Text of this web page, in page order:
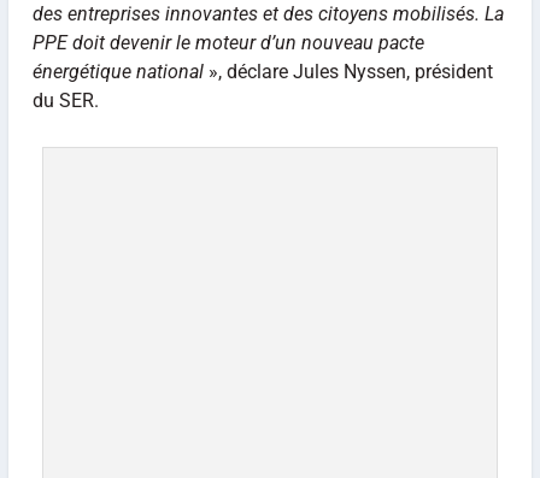
des entreprises innovantes et des citoyens mobilisés. La
PPE doit devenir le moteur d’un nouveau pacte
énergétique national », déclare Jules Nyssen, président
du SER.